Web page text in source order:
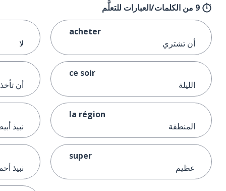
9 من الكلمات/العبارات للتعلُّم
acheter
أن تشتري
ce soir
الليلة
la région
المنطقة
super
عظيم
لا
أن تأخذ
نبيذ
نبيذ